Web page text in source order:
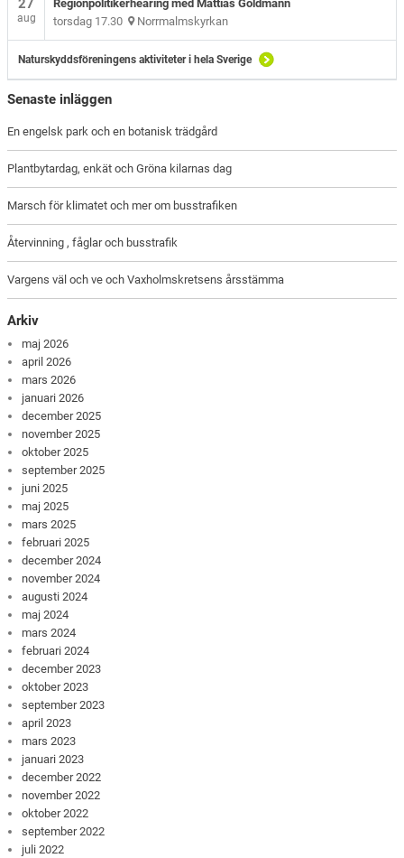
aug
Regionpolitikerhearing med Mattias Goldmann
torsdag 17.30 Norrmalmskyrkan
Naturskyddsföreningens aktiviteter i hela Sverige
Senaste inläggen
En engelsk park och en botanisk trädgård
Plantbytardag, enkät och Gröna kilarnas dag
Marsch för klimatet och mer om busstrafiken
Återvinning , fåglar och busstrafik
Vargens väl och ve och Vaxholmskretsens årsstämma
Arkiv
maj 2026
april 2026
mars 2026
januari 2026
december 2025
november 2025
oktober 2025
september 2025
juni 2025
maj 2025
mars 2025
februari 2025
december 2024
november 2024
augusti 2024
maj 2024
mars 2024
februari 2024
december 2023
oktober 2023
september 2023
april 2023
mars 2023
januari 2023
december 2022
november 2022
oktober 2022
september 2022
juli 2022